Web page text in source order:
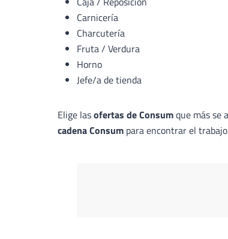
Carnicería
Charcutería
Fruta / Verdura
Horno
Jefe/a de tienda
Elige lasofertas de Consumque más se
cadena Consum para encontrar el